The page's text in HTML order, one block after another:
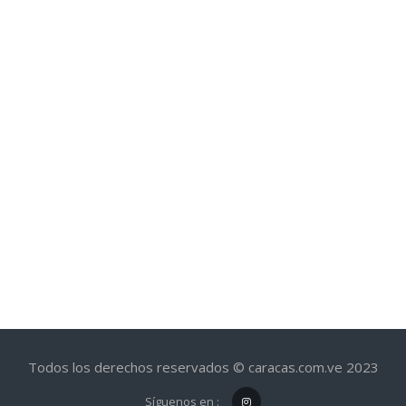
Todos los derechos reservados © caracas.com.ve 2023
Síguenos en :